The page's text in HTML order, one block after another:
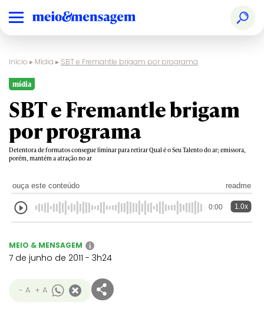
Início ▸ Mídia ▸ SBT e Fremantle brigam por programa
mídia
SBT e Fremantle brigam
por programa
Detentora de formatos consegue liminar para retirar Qual é o Seu Talento do ar; emissora,
porém, mantém a atração no ar
ouça este conteúdo readme
0:00 1.0x
MEIO & MENSAGEM i
7 de junho de 2011 - 3h24
- A + A